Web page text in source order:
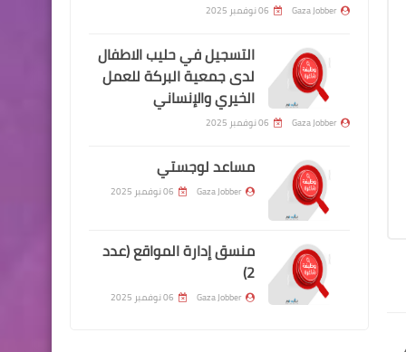
Gaza Jobber 06 نوفمبر 2025
التسجيل في حليب الاطفال
لدى جمعية البركة للعمل
الخيري والإنساني
Gaza Jobber 06 نوفمبر 2025
مساعد لوجستي
Gaza Jobber 06 نوفمبر 2025
منسق إدارة المواقع (عدد
2)
Gaza Jobber 06 نوفمبر 2025